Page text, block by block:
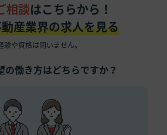
相談はこちらから！
産業界の求人を見る
験や資格は問いません。
の働き方はどちらですか？